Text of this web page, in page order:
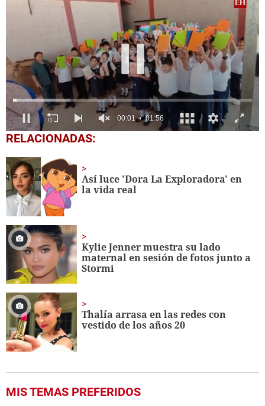
0
seconds
1
minute,
56
seconds
RELACIONADAS:
Así luce 'Dora La Exploradora' en
la vida real
Kylie Jenner muestra su lado
maternal en sesión de fotos junto a
Stormi
Thalía arrasa en las redes con
vestido de los años 20
MIS TEMAS PREFERIDOS